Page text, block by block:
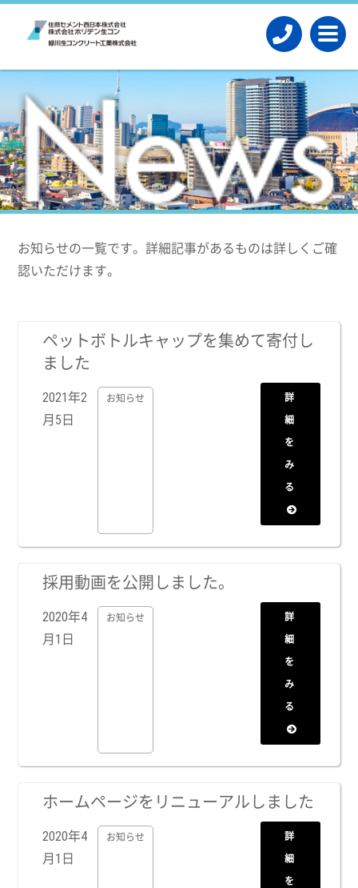
お知らせの一覧です。詳細記事があるものは詳しくご確
認いただけます。
ペットボトルキャップを集めて寄付し
ました
2021年2
月5日
お知らせ
詳
細
を
み
る
採用動画を公開しました。
2020年4
月1日
お知らせ
詳
細
を
み
る
ホームページをリニューアルしました
2020年4
月1日
お知らせ
詳
細
を